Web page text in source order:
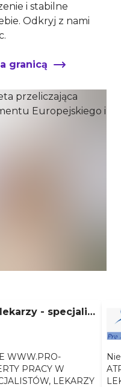
i stabilne
Odkryj z nami
granicą
- specjaliz
LEKARZY